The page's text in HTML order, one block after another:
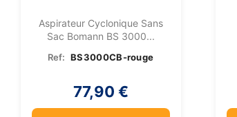
Aspirateur Cyclonique Sans
Sac Bomann BS 3000...
Ref: BS3000CB-rouge
77,90 €